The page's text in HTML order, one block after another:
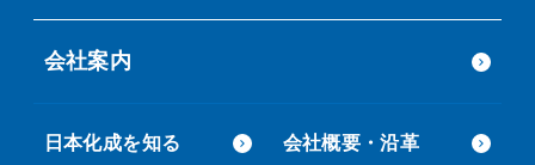
会社案内
日本化成を知る 会社概要・沿革